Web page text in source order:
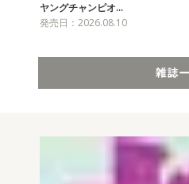
ヤングチャンピオ…
発売日：2026.08.10